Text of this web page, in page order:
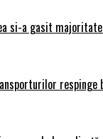
si-a gasit
respinge